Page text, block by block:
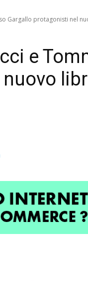
Gargallo protagonisti nel
e